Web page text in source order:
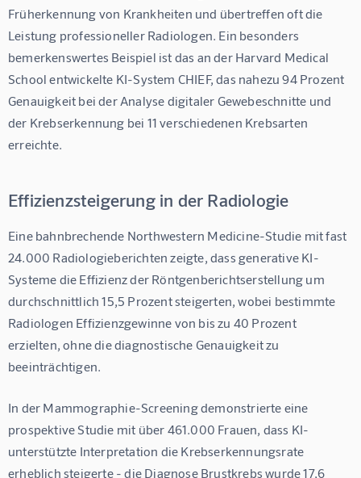
Früherkennung von Krankheiten und übertreffen oft die
Leistung professioneller Radiologen. Ein besonders
bemerkenswertes Beispiel ist das an der Harvard Medical
School entwickelte KI-System CHIEF, das nahezu 94 Prozent
Genauigkeit bei der Analyse digitaler Gewebeschnitte und
der Krebserkennung bei 11 verschiedenen Krebsarten
erreichte.
Effizienzsteigerung in der Radiologie
Eine bahnbrechende Northwestern Medicine-Studie mit fast
24.000 Radiologieberichten zeigte, dass generative KI-
Systeme die Effizienz der Röntgenberichtserstellung um
durchschnittlich 15,5 Prozent steigerten, wobei bestimmte
Radiologen Effizienzgewinne von bis zu 40 Prozent
erzielten, ohne die diagnostische Genauigkeit zu
beeinträchtigen
In der Mammographie-Screening demonstrierte eine
prospektive Studie mit über 461.000 Frauen, dass KI-
unterstützte Interpretation die Krebserkennungsrate
erheblich steigerte - die Diagnose Brustkrebs wurde 17,6